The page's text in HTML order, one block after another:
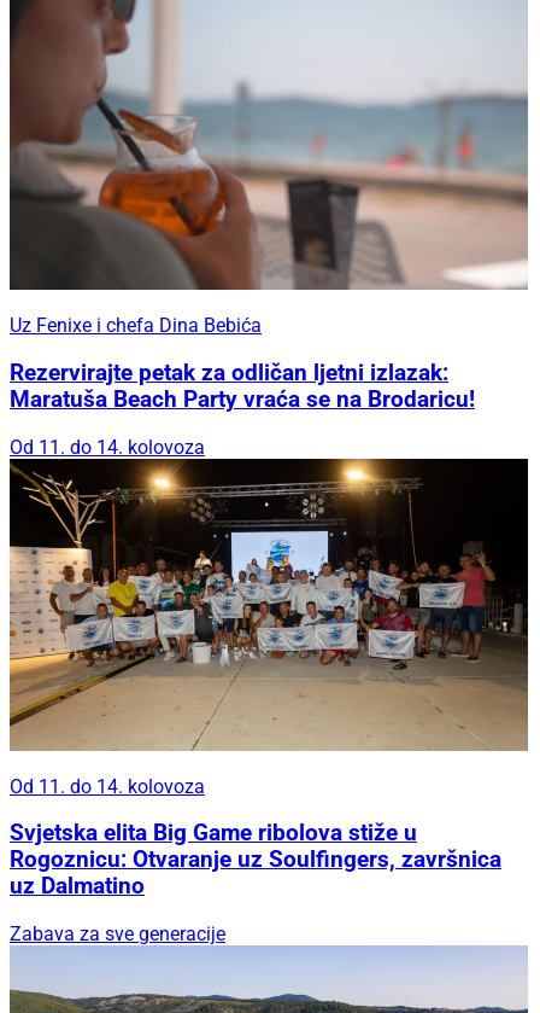
Uz Fenixe i chefa Dina Bebića
Rezervirajte petak za odličan ljetni izlazak:
Maratuša Beach Party vraća se na Brodaricu!
Od 11. do 14. kolovoza
Od 11. do 14. kolovoza
Svjetska elita Big Game ribolova stiže u
Rogoznicu: Otvaranje uz Soulfingers, završnica
uz Dalmatino
Zabava za sve generacije